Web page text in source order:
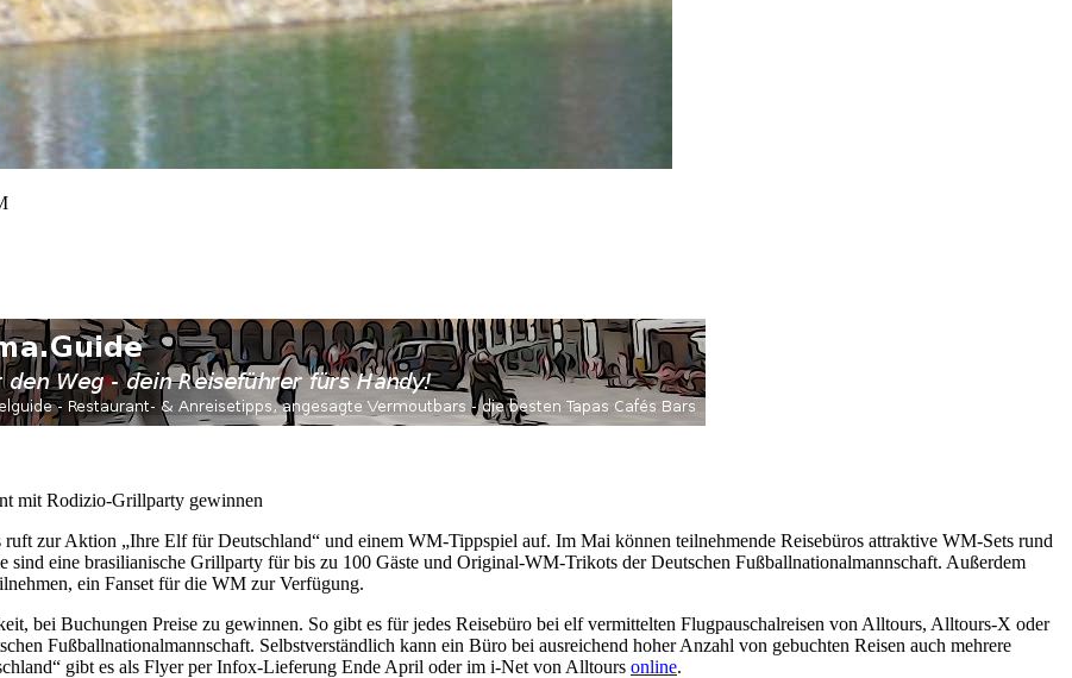
mit Rodizio-Grillparty gewinnen
zur Aktion „Ihre Elf für Deutschland“ und einem WM-Tippspiel auf. Im Mai können teilnehmende Reisebüros attraktive WM-Sets rund
eine brasilianische Grillparty für bis zu 100 Gäste und Original-WM-Trikots der Deutschen Fußballnationalmannschaft. Außerdem
ein Fanset für die WM zur Verfügung.
bei Buchungen Preise zu gewinnen. So gibt es für jedes Reisebüro bei elf vermittelten Flugpauschalreisen von Alltours, Alltours-X oder
Fußballnationalmannschaft. Selbstverständlich kann ein Büro bei ausreichend hoher Anzahl von gebuchten Reisen auch mehrere
gibt es als Flyer per Infox-Lieferung Ende April oder im i-Net von Alltours online.